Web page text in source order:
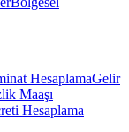
HesaplamaGelir
Maaşı
Hesaplama